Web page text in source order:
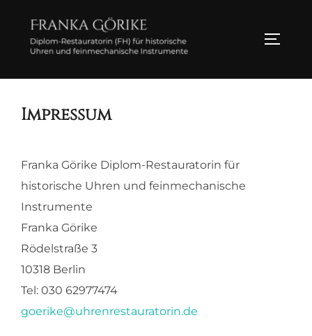
Inhalten
springen
Impressum
Franka Görike Diplom-Restauratorin für
historische Uhren und feinmechanische
Instrumente
Franka Görike
Rödelstraße 3
10318 Berlin
Tel: 030 62977474
goerike@uhrenrestauratorin.de